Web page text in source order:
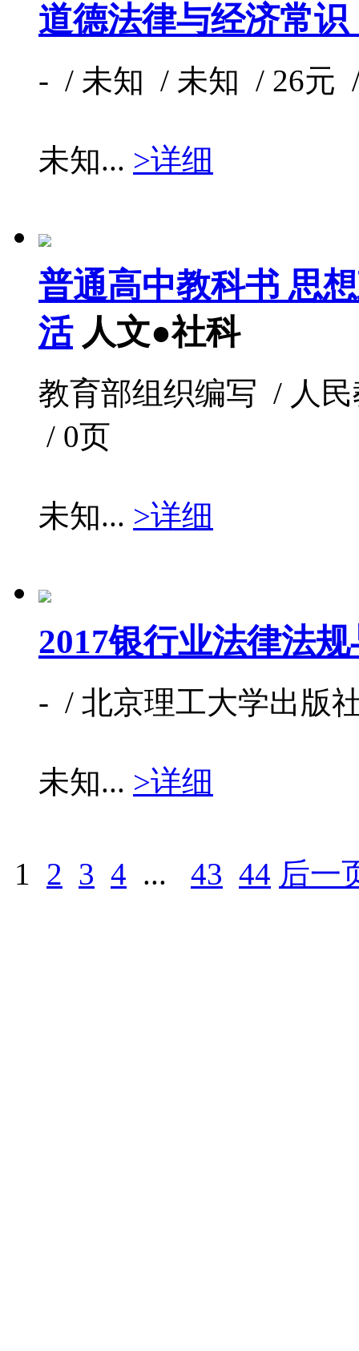
道德法律与经济常
- / 未知 / 未知 / 26元
未知... >详细
普通高中教科书 思
活 人文●社科
教育部组织编写 / 人
/ 0页
未知... >详细
2017银行业法律法
- / 北京理工大学出版
未知... >详细
1 2 3 4 ... 43 44 后一